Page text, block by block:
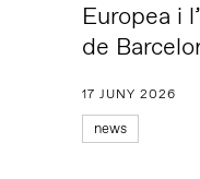
Europea i
de
17 JUNY 2026
news